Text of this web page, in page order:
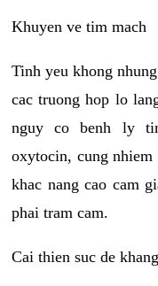
Khuyen ve tim mach
Tinh yeu khong
cac truong hop lo
nguy co benh ly
oxytocin, cung
khac nang cao cam
phai tram cam.
Cai thien suc de khang